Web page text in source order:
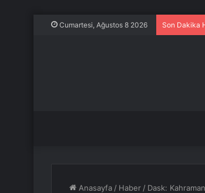
Cumartesi, Ağustos 8 2026 Son Dakika
Anasayfa / Haber / Dask: